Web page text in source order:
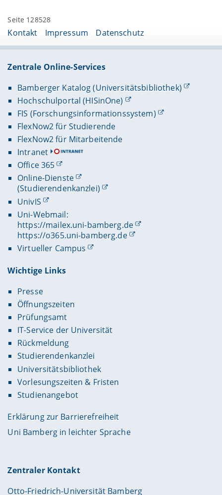
Seite 128528
Kontakt Impressum Datenschutz
Zentrale Online-Services
Bamberger Katalog (Universitätsbibliothek)
Hochschulportal (HISinOne)
FIS (Forschungsinformationssystem)
FlexNow2 für Studierende
FlexNow2 für Mitarbeitende
Intranet
Office 365
Online-Dienste
(Studierendenkanzlei)
UnivIS
Uni-Webmail:
https://mailex.uni-bamberg.de
https://o365.uni-bamberg.de
Virtueller Campus
Wichtige Links
Presse
Öffnungszeiten
Prüfungsamt
IT-Service der Universität
Rückmeldung
Studierendenkanzlei
Universitätsbibliothek
Vorlesungszeiten & Fristen
Studienangebot
Erklärung zur Barrierefreiheit
Uni Bamberg in leichter Sprache
Zentraler Kontakt
Otto-Friedrich-Universität Bamberg